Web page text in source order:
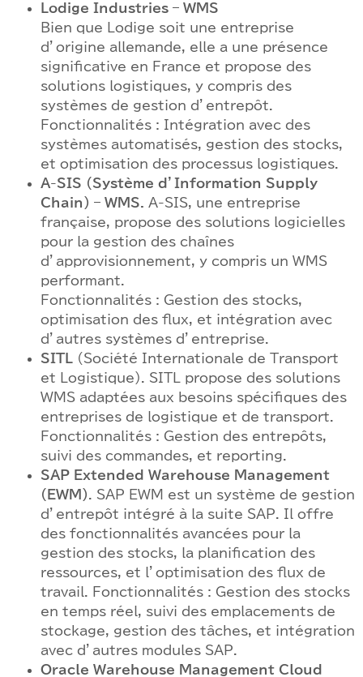
Lodige Industries – WMS
Bien que Lodige soit une entreprise
d’origine allemande, elle a une présence
significative en France et propose des
solutions logistiques, y compris des
systèmes de gestion d’entrepôt.
Fonctionnalités : Intégration avec des
systèmes automatisés, gestion des stocks,
et optimisation des processus logistiques.
A-SIS (Système d’Information Supply
Chain) – WMS.
A-SIS, une entreprise
française, propose des solutions logicielles
pour la gestion des chaînes
d’approvisionnement, y compris un WMS
performant.
Fonctionnalités : Gestion des stocks,
optimisation des flux, et intégration avec
d’autres systèmes d’entreprise.
SITL
(Société Internationale de Transport
et Logistique). SITL propose des solutions
WMS adaptées aux besoins spécifiques des
entreprises de logistique et de transport.
Fonctionnalités : Gestion des entrepôts,
suivi des commandes, et reporting.
SAP Extended Warehouse Management
(EWM)
. SAP EWM est un système de gestion
d’entrepôt intégré à la suite SAP. Il offre
des fonctionnalités avancées pour la
gestion des stocks, la planification des
ressources, et l’optimisation des flux de
travail. Fonctionnalités : Gestion des stocks
en temps réel, suivi des emplacements de
stockage, gestion des tâches, et intégration
avec d’autres modules SAP.
Oracle Warehouse Management Cloud